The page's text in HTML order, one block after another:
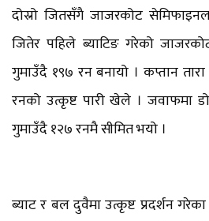
दोस्रो जितसँगै जाजरकोट
जितेर पहिले ब्याटिङ गरेको
गुमाउँदै १९७ रन बनायो । कप्तान
रनको उत्कृष्ट पारी खेले । जवाफमा
गुमाउँदै १२७ रनमै सीमित भयो ।
ब्याट र बल दुवैमा उत्कृष्ट प्रदर्शन